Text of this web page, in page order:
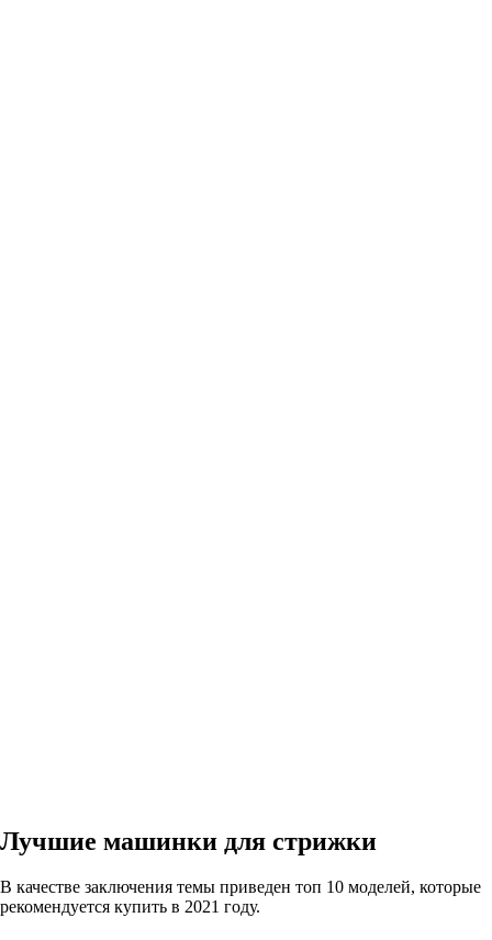
Лучшие машинки для стрижки
В качестве заключения темы приведен топ 10 моделей, которые
рекомендуется купить в 2021 году.